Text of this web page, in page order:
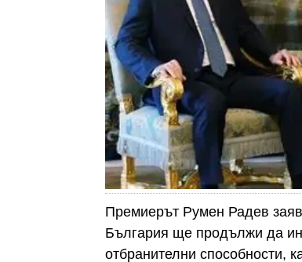
Премиерът Румен Радев
България ще продължи да
отбранителни способности,